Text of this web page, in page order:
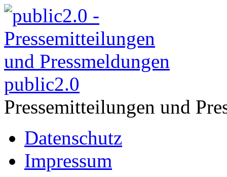
public2.0
Pressemitteilungen und
Datenschutz
Impressum